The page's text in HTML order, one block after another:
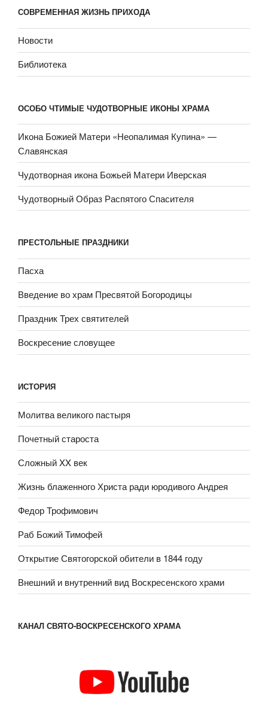
СОВРЕМЕННАЯ ЖИЗНЬ ПРИХОДА
Новости
Библиотека
ОСОБО ЧТИМЫЕ ЧУДОТВОРНЫЕ ИКОНЫ ХРАМА
Икона Божией Матери «Неопали­мая Купина» —
Славянская
Чудотворная икона Божьей Матери Иверская
Чудотворный Образ Распятого Спасителя
ПРЕСТОЛЬНЫЕ ПРАЗДНИКИ
Пасха
Введение во храм Пресвятой Богородицы
Праздник Трех святителей
Воскресение словущее
ИСТОРИЯ
Молитва великого пастыря
Почетный староста
Сложный XX век
Жизнь блаженного Христа ради юродивого Андрея
Федор Трофимович
Раб Божий Тимофей
Открытие Святогорской обители в 1844 году
Внешний и внутренний вид Воскресенского храми
КАНАЛ СВЯТО-ВОСКРЕСЕНСКОГО ХРАМА